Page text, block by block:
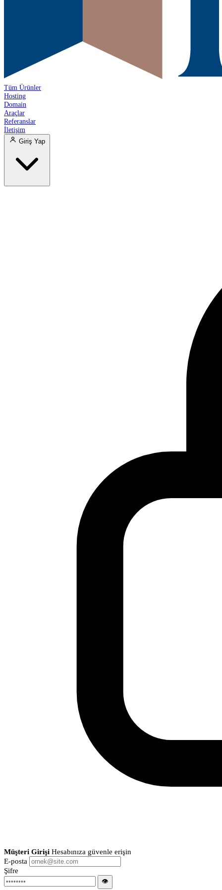
Tüm Ürünler
Hosting
Domain
Araçlar
Referanslar
İletişim
Giriş Yap
Müşteri Girişi Hesabınıza güvenle erişin
E-posta
Şifre
👁